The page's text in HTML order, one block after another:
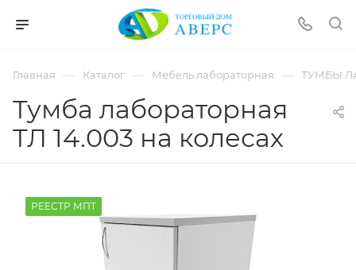
Главная — Каталог — Мебель лабораторная — ТУМБЫ
Тумба лабораторная
ТЛ 14.003 на колесах
РЕЕСТР МПТ
pornspider.info
xnxx